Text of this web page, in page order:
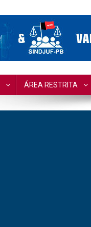
ÁREA RESTRITA